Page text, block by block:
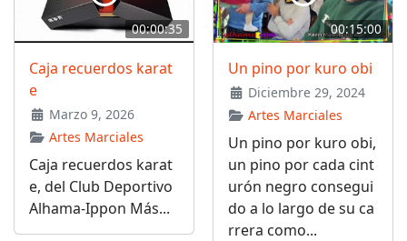
00:00:35
Caja recuerdos karat
e
Marzo 9, 2026
Artes Marciales
Caja recuerdos karat
e, del Club Deportivo
Alhama-Ippon Más...
00:15:00
Un pino por kuro obi
Diciembre 29, 2024
Artes Marciales
Un pino por kuro obi,
un pino por cada cint
urón negro consegui
do a lo largo de su ca
rrera como...